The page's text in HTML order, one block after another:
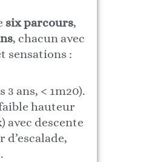
six parcours,
, chacun avec
sensations :
3 ans, < 1m20).
hauteur
avec descente
d’escalade,